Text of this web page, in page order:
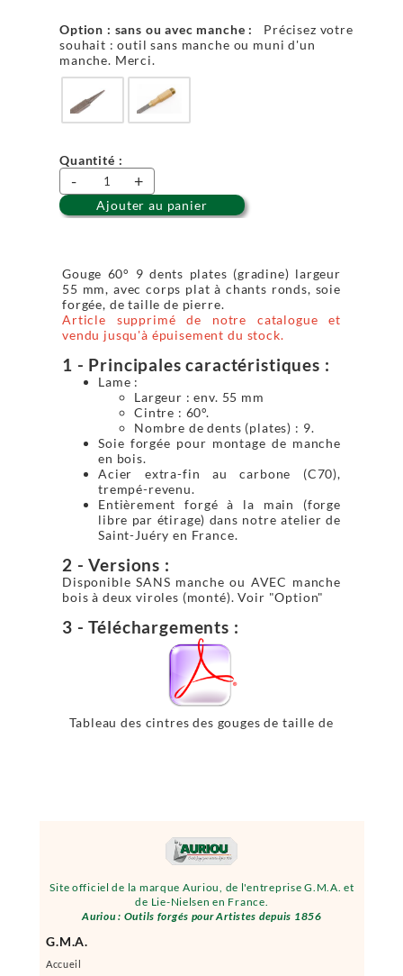
Site officiel de la marque Auriou, de l'entreprise G.M.A. et
de Lie-Nielsen en France.
Auriou : Outils forgés pour Artistes depuis 1856
G.M.A.
Accueil
Option : sans ou avec manche :
Précisez votre
souhait : outil sans manche ou muni d'un
manche. Merci.
Quantité :
- +
Ajouter au panier
Gouge 60° 9 dents plates (gradine) largeur
55 mm, avec corps plat à chants ronds, soie
forgée, de taille de pierre.
Article supprimé de notre catalogue et
vendu jusqu'à épuisement du stock.
1 - Principales caractéristiques :
Lame :
Largeur : env. 55 mm
Cintre : 60°.
Nombre de dents (plates) : 9.
Soie forgée pour montage de manche
en bois.
Acier extra-fin au carbone (C70),
trempé-revenu.
Entièrement forgé à la main (forge
libre par étirage) dans notre atelier de
Saint-Juéry en France.
2 - Versions :
Disponible SANS manche ou AVEC manche
bois à deux viroles (monté). Voir "Option"
3 - Téléchargements :
Tableau des cintres des gouges de taille de